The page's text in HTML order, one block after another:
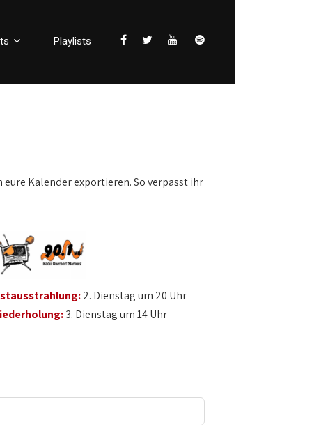
Playlists
Kalender exportieren. So verpasst ihr
2. Dienstag um 20 Uhr
3. Dienstag um 14 Uhr